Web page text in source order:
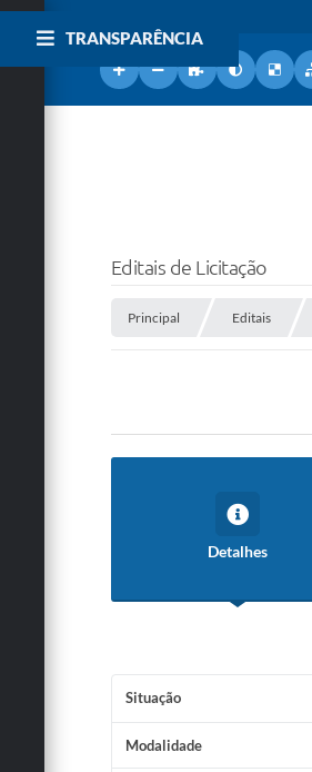
TRANSPARÊNCIA
Editais de Licitação
Principal Editais
Detalhes
Situação
Modalidade